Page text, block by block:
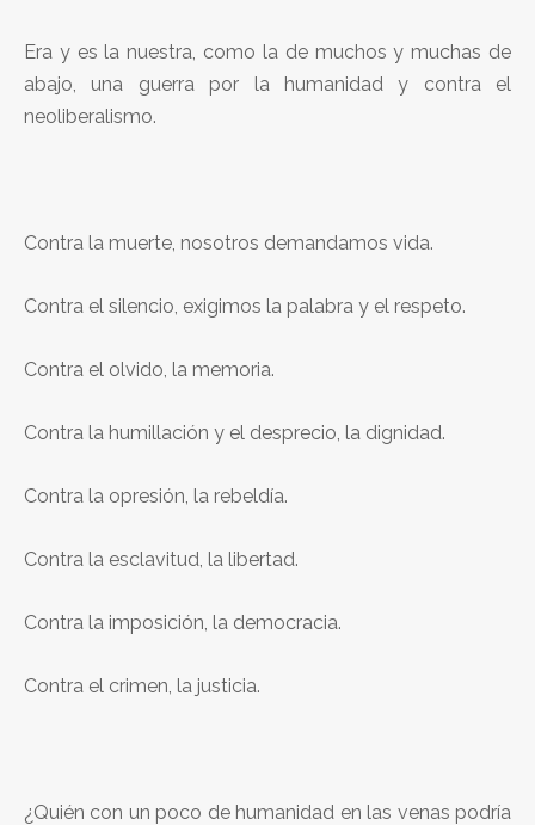
Era y es la nuestra, como la de muchos y muchas de
abajo, una guerra por la humanidad y contra el
neoliberalismo.
Contra la muerte, nosotros demandamos vida.
Contra el silencio, exigimos la palabra y el respeto.
Contra el olvido, la memoria.
Contra la humillación y el desprecio, la dignidad.
Contra la opresión, la rebeldía.
Contra la esclavitud, la libertad.
Contra la imposición, la democracia.
Contra el crimen, la justicia.
¿Quién con un poco de humanidad en las venas podría